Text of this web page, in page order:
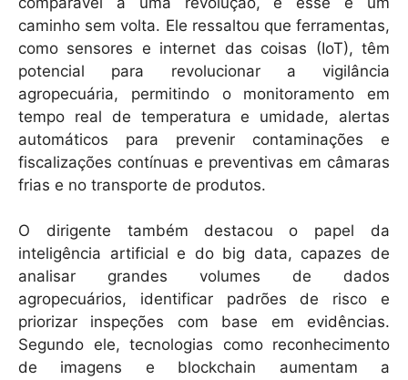
caminho sem volta. Ele ressaltou que ferramentas,
como sensores e internet das coisas (IoT), têm
potencial para revolucionar a vigilância
agropecuária, permitindo o monitoramento em
tempo real de temperatura e umidade, alertas
automáticos para prevenir contaminações e
fiscalizações contínuas e preventivas em câmaras
frias e no transporte de produtos.
O dirigente também destacou o papel da
inteligência artificial e do big data, capazes de
analisar grandes volumes de dados
agropecuários, identificar padrões de risco e
priorizar inspeções com base em evidências.
Segundo ele, tecnologias como reconhecimento
de imagens e blockchain aumentam a